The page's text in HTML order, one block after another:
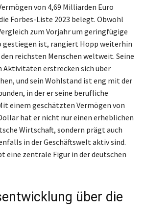
von 4,69 Milliarden Euro
Forbes-Liste 2023 belegt. Obwohl
zum Vorjahr um geringfügige
gestiegen ist, rangiert Hopp weiterhin
reichsten Menschen weltweit. Seine
Aktivitäten erstrecken sich über
und sein Wohlstand ist eng mit der
in der er seine berufliche
einem geschätzten Vermögen von
hat er nicht nur einen erheblichen
Wirtschaft, sondern prägt auch
in der Geschäftswelt aktiv sind.
eine zentrale Figur in der deutschen
über die